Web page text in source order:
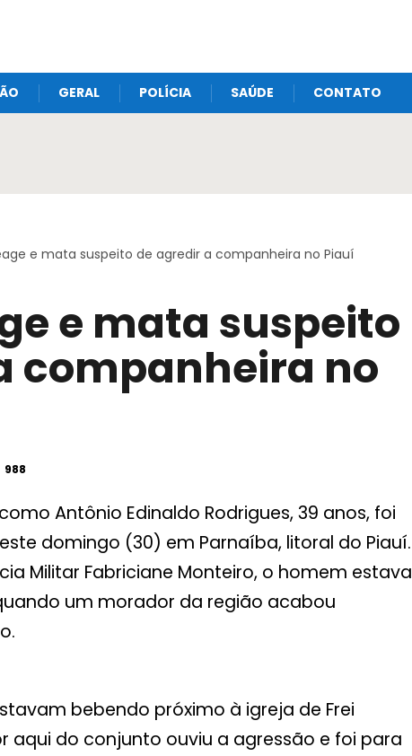
GERAL POLÍCIA SAÚDE CONTATO
e mata suspeito de agredir a companheira no Piauí
e mata suspeito
companheira no
988
Antônio Edinaldo Rodrigues, 39 anos, foi
domingo (30) em Parnaíba, litoral do Piauí.
Militar Fabriciane Monteiro, o homem estava
um morador da região acabou
bebendo próximo à igreja de Frei
aqui do conjunto ouviu a agressão e foi para